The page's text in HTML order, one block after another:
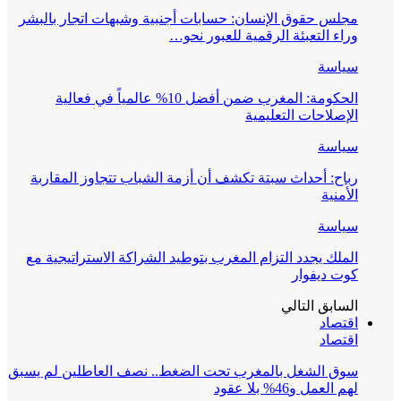
مجلس حقوق الإنسان: حسابات أجنبية وشبهات اتجار بالبشر
وراء التعبئة الرقمية للعبور نحو…
سياسة
الحكومة: المغرب ضمن أفضل 10% عالمياً في فعالية
الإصلاحات التعليمية
سياسة
رباح: أحداث سبتة تكشف أن أزمة الشباب تتجاوز المقاربة
الأمنية
سياسة
الملك يجدد التزام المغرب بتوطيد الشراكة الاستراتيجية مع
كوت ديفوار
السابق التالي
اقتصاد
اقتصاد
سوق الشغل بالمغرب تحت الضغط.. نصف العاطلين لم يسبق
لهم العمل و46% بلا عقود